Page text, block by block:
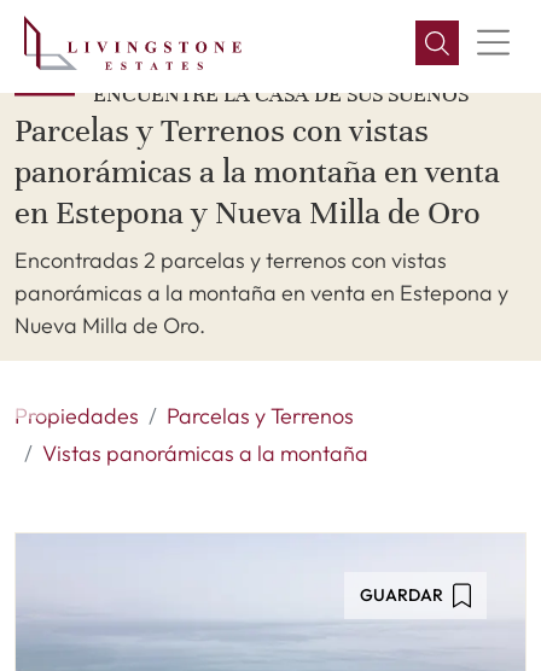
ENCUENTRE LA CASA DE SUS SUEÑOS
Parcelas y Terrenos con vistas
panorámicas a la montaña en venta
en Estepona y Nueva Milla de Oro
Encontradas 2 parcelas y terrenos con vistas
panorámicas a la montaña en venta en Estepona y
Nueva Milla de Oro.
Propiedades
Parcelas y Terrenos
Vistas panorámicas a la montaña
GUARDAR